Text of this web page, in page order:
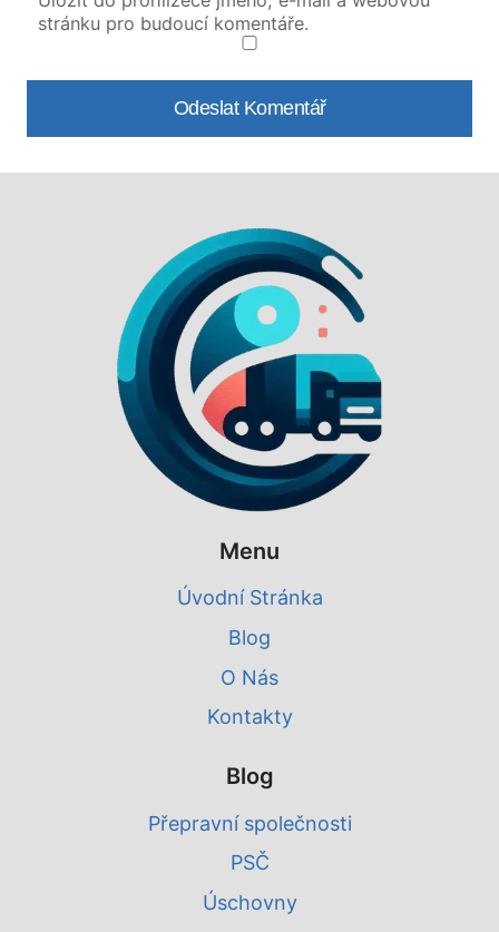
stránku pro budoucí komentáře.
Menu
Úvodní Stránka
Blog
O Nás
Kontakty
Blog
Přepravní společnosti
PSČ
Úschovny